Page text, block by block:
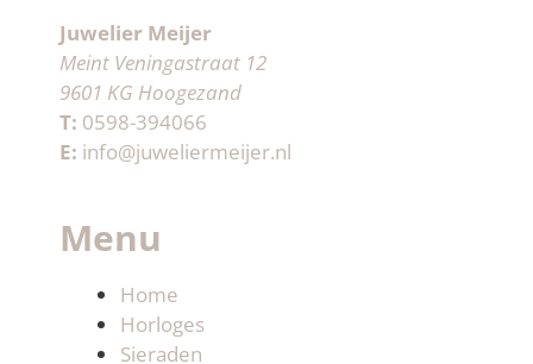
Juwelier Meijer
Meint Veningastraat 12
9601 KG Hoogezand
T: 0598-394066
E: info@juweliermeijer.nl
Menu
Home
Horloges
Sieraden